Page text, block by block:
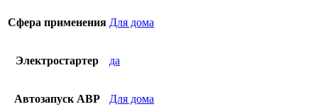
Сфера применения Для дома
Электростартер да
Автозапуск АВР Для дома